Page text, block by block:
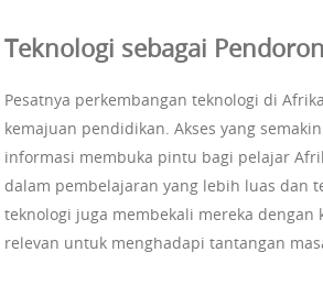
Teknologi sebagai
Pesatnya perkembangan teknologi di
kemajuan pendidikan. Akses yang
informasi membuka pintu bagi pelajar
dalam pembelajaran yang lebih luas dan
teknologi juga membekali mereka dengan
relevan untuk menghadapi tantangan